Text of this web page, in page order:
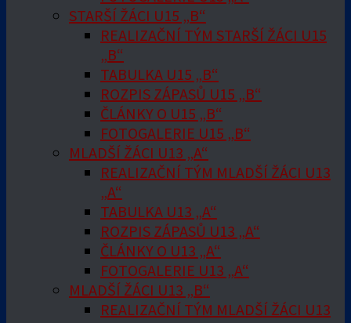
STARŠÍ ŽÁCI U15 „B“
REALIZAČNÍ TÝM STARŠÍ ŽÁCI U15
„B“
TABULKA U15 „B“
ROZPIS ZÁPASŮ U15 „B“
ČLÁNKY O U15 „B“
FOTOGALERIE U15 „B“
MLADŠÍ ŽÁCI U13 „A“
REALIZAČNÍ TÝM MLADŠÍ ŽÁCI U13
„A“
TABULKA U13 „A“
ROZPIS ZÁPASŮ U13 „A“
ČLÁNKY O U13 „A“
FOTOGALERIE U13 „A“
MLADŠÍ ŽÁCI U13 „B“
REALIZAČNÍ TÝM MLADŠÍ ŽÁCI U13